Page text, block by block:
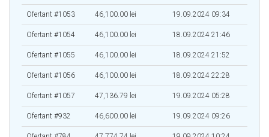
Ofertant #1053 46,100.00 lei 19.09.2024 09:34
Ofertant #1054 46,100.00 lei 18.09.2024 21:46
Ofertant #1055 46,100.00 lei 18.09.2024 21:52
Ofertant #1056 46,100.00 lei 18.09.2024 22:28
Ofertant #1057 47,136.79 lei 19.09.2024 05:28
Ofertant #932 46,600.00 lei 19.09.2024 09:26